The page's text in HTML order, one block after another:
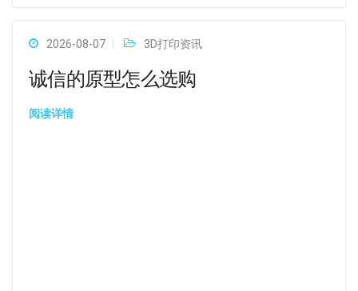
2026-08-07 3D打印资讯
诚信的原型怎么选购
阅读详情